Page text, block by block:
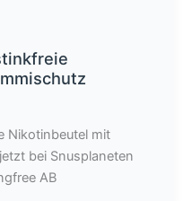
Nikotinbeutel mit
bei Snusplaneten
AB